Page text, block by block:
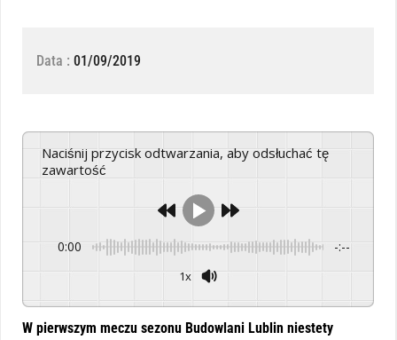
Data : 01/09/2019
Naciśnij przycisk odtwarzania, aby odsłuchać tę
zawartość
0:00 -:--
1x
W pierwszym meczu sezonu Budowlani Lublin niestety